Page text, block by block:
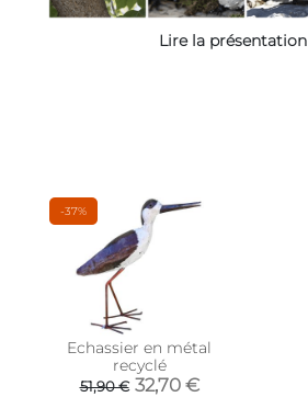
Lire la présentation
-37%
Echassier en métal
recyclé
51,90 € 32,70 €